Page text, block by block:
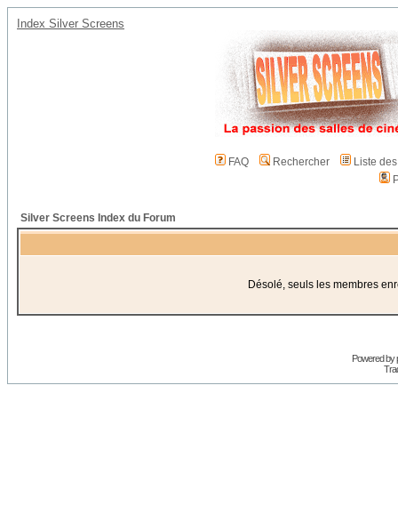
Index Silver Screens
FAQ Rechercher
Liste
Silver Screens Index du Forum
Désolé, seuls les membres
Powered by